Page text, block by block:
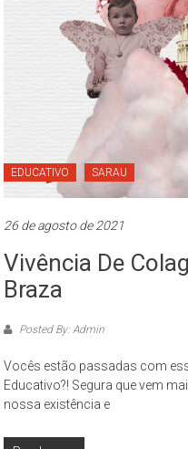
EDUCATIVO SARAU
26 de agosto de 2021
Vivência De
Braza
Posted By: Admin
Vocês estão passadas com
Educativo?! Segura que vem
nossa existência e